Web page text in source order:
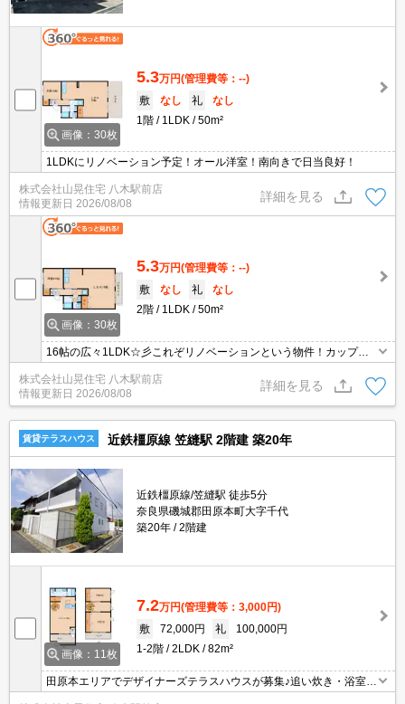
画像：30枚
5.3万円(管理費等：--)
敷
なし 礼
なし
1階
1LDK 50m²
1LDKにリノベーション予定！オール洋室！南向きで日当良好！
株式会社山晃住宅 八木駅前店
情報更新日 2026/08/08
詳細を見る
画像：30枚
5.3万円(管理費等：--)
敷
なし 礼
なし
2階
1LDK 50m²
16帖の広々1LDK☆彡これぞリノベーションという物件！カップル
様や単身様にも人気のお部屋！
株式会社山晃住宅 八木駅前店
情報更新日 2026/08/08
詳細を見る
賃貸テラスハウス 近鉄橿原線 笠縫駅 2階建 築20年
近鉄橿原線/笠縫駅 徒歩5分
奈良県磯城郡田原本町大字千代
築20年
2階建
画像：11枚
7.2万円(管理費等：3,000円)
敷
72,000円 礼
100,000円
1-2階
2LDK 82m²
田原本エリアでデザイナーズテラスハウスが募集♪追い炊き・浴室乾
燥機・IH調理器付カウンターキッチンなど設備も大変充実していま